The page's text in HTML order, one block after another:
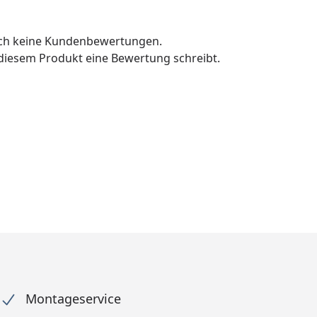
keine Kundenbewertungen.
Produkt eine Bewertung schreibt.
Montageservice